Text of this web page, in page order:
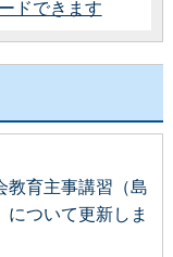
ドできます
教育主事講習（島
ついて更新しま